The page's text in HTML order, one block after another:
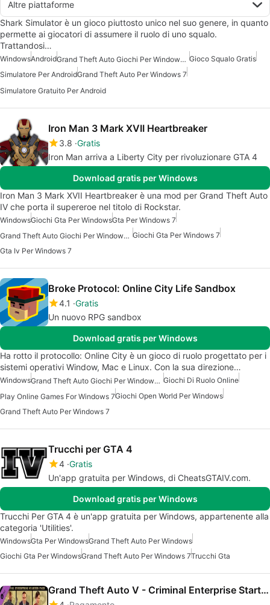
Altre piattaforme
Shark Simulator è un gioco piuttosto unico nel suo genere, in quanto
permette ai giocatori di assumere il ruolo di uno squalo.
Trattandosi…
WindowsAndroid Grand Theft Auto Giochi Per Windows 7 Gioco Squalo Gratis
Simulatore Per AndroidGrand Theft Auto Per Windows 7
Simulatore Gratuito Per Android
Iron Man 3 Mark XVII Heartbreaker
3.8 Gratis
Iron Man arriva a Liberty City per rivoluzionare GTA 4
Download gratis per Windows
Iron Man 3 Mark XVII Heartbreaker è una mod per Grand Theft Auto
IV che porta il supereroe nel titolo di Rockstar.
WindowsGiochi Gta Per WindowsGta Per Windows 7
Grand Theft Auto Giochi Per Windows 7 Giochi Gta Per Windows 7
Gta Iv Per Windows 7
Broke Protocol: Online City Life Sandbox
4.1 Gratis
Un nuovo RPG sandbox
Download gratis per Windows
Ha rotto il protocollo: Online City è un gioco di ruolo progettato per i
sistemi operativi Window, Mac e Linux. Con la sua direzione…
Windows Grand Theft Auto Giochi Per Windows 7 Giochi Di Ruolo Online
Play Online Games For Windows 7Giochi Open World Per Windows
Grand Theft Auto Per Windows 7
Trucchi per GTA 4
4 Gratis
Un'app gratuita per Windows, di CheatsGTAIV.com.
Download gratis per Windows
Trucchi Per GTA 4 è un'app gratuita per Windows, appartenente alla
categoria 'Utilities'.
WindowsGta Per WindowsGrand Theft Auto Per Windows
Giochi Gta Per WindowsGrand Theft Auto Per Windows 7Trucchi Gta
Grand Theft Auto V - Criminal Enterprise Starter Pack